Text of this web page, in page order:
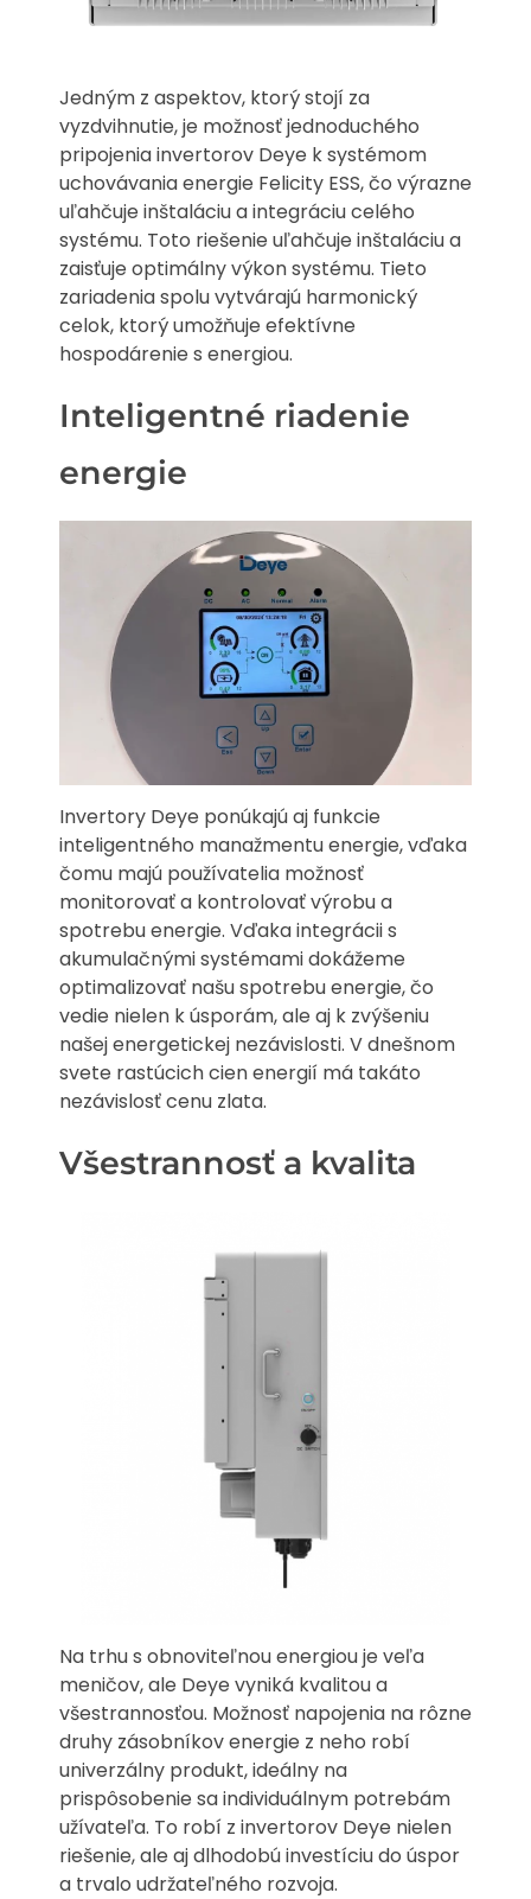
Jedným z aspektov, ktorý stojí za
vyzdvihnutie, je možnosť jednoduchého
pripojenia invertorov Deye k systémom
uchovávania energie Felicity ESS, čo výrazne
uľahčuje inštaláciu a integráciu celého
systému. Toto riešenie uľahčuje inštaláciu a
zaisťuje optimálny výkon systému. Tieto
zariadenia spolu vytvárajú harmonický
celok, ktorý umožňuje efektívne
hospodárenie s energiou.
Inteligentné riadenie
energie
Invertory Deye ponúkajú aj funkcie
inteligentného manažmentu energie, vďaka
čomu majú používatelia možnosť
monitorovať a kontrolovať výrobu a
spotrebu energie. Vďaka integrácii s
akumulačnými systémami dokážeme
optimalizovať našu spotrebu energie, čo
vedie nielen k úsporám, ale aj k zvýšeniu
našej energetickej nezávislosti. V dnešnom
svete rastúcich cien energií má takáto
nezávislosť cenu zlata.
Všestrannosť a kvalita
Na trhu s obnoviteľnou energiou je veľa
meničov, ale Deye vyniká kvalitou a
všestrannosťou. Možnosť napojenia na rôzne
druhy zásobníkov energie z neho robí
univerzálny produkt, ideálny na
prispôsobenie sa individuálnym potrebám
užívateľa. To robí z invertorov Deye nielen
riešenie, ale aj dlhodobú investíciu do úspor
a trvalo udržateľného rozvoja.